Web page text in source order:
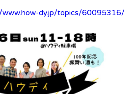
dy.jp/topics/60095316/